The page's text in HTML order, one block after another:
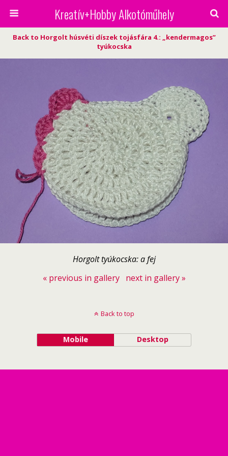
Kreatív+Hobby Alkotóműhely
Back to Horgolt húsvéti díszek tojásfára 4.: „kendermagos”
tyúkocska
Horgolt tyúkocska: a fej
« previous in gallery
next in gallery »
Back to top
Mobile Desktop